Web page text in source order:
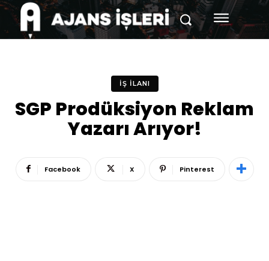
İŞ İLANI
SGP Prodüksiyon Reklam
Yazarı Arıyor!
Facebook X Pinterest